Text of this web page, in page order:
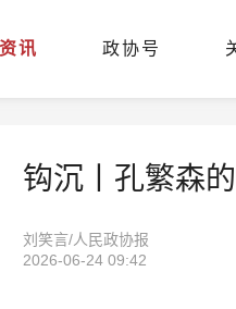
讯 政协号
钩沉丨孔繁森
刘笑言/人民政协报
2026-06-24 09:42